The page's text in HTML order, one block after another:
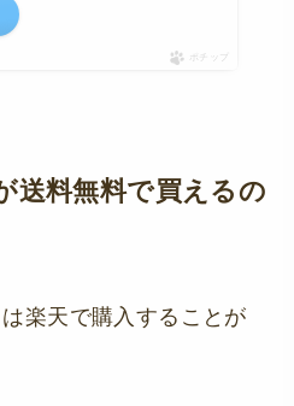
ポチップ
送料無料で買えるの
楽天で購入することが